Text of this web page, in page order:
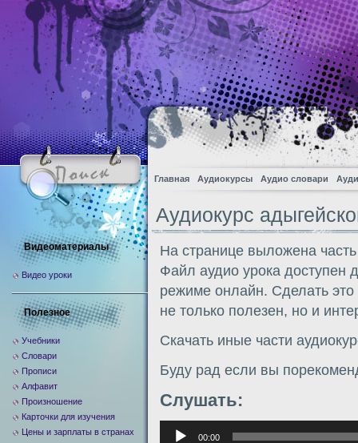
Главная Аудиокурсы Аудио словари
Аудиокурс
На странице выложена
Файл аудио урока доступен
режиме онлайн. Сделать
не только полезен, но и
Скачать иные части
Буду рад если вы
Слушать:
Аудиоплеер
00:00
Видеоматериалы
Видео уроки
Полезное
Учебники
Словари
Прописи
Алфавит
Произношение
Карточки для изучения
Цены и зарплаты в странах